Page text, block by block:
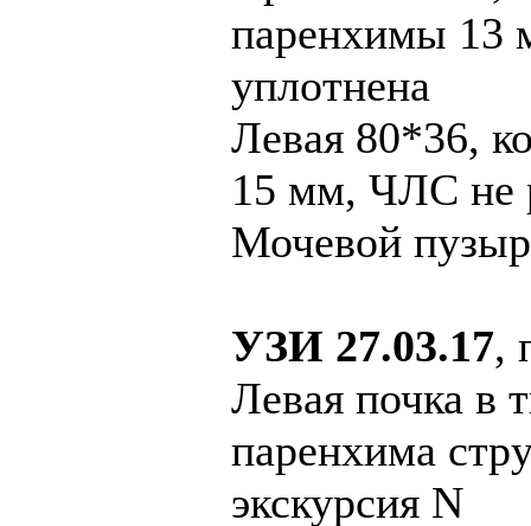
паренхимы 13
уплотнена
Левая 80*36,
15 мм, ЧЛС не
Мочевой
УЗИ 27.03.17,
Левая почка в
паренхима
экскурсия N